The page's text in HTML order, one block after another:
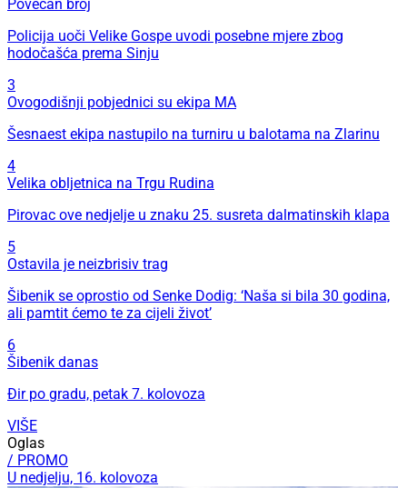
Povećan broj
Policija uoči Velike Gospe uvodi posebne mjere zbog
hodočašća prema Sinju
3
Ovogodišnji pobjednici su ekipa MA
Šesnaest ekipa nastupilo na turniru u balotama na Zlarinu
4
Velika obljetnica na Trgu Rudina
Pirovac ove nedjelje u znaku 25. susreta dalmatinskih klapa
5
Ostavila je neizbrisiv trag
Šibenik se oprostio od Senke Dodig: ‘Naša si bila 30 godina,
ali pamtit ćemo te za cijeli život’
6
Šibenik danas
Đir po gradu, petak 7. kolovoza
VIŠE
Oglas
/ PROMO
U nedjelju, 16. kolovoza